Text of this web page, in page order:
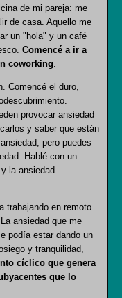
de mi pareja: me
de casa. Aquello me
un "hola" y un café
Comencé a ir a
coworking
Comencé el duro,
provocar ansiedad
y saber que están
pero puedes
Hablé con un
la ansiedad.
trabajando en remoto
ansiedad que me
podía estar dando un
y tranquilidad,
cíclico que genera
que lo